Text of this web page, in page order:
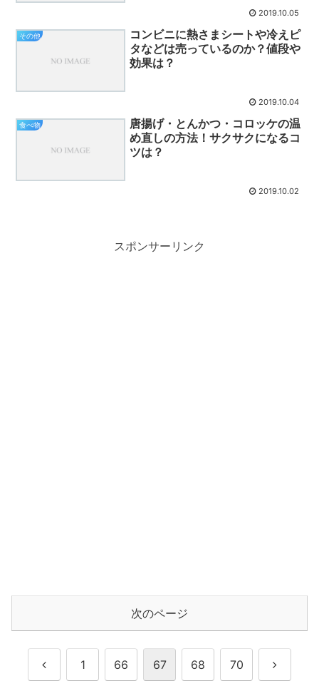
2019.10.05
その他
コンビニに熱さまシートや冷えピ
タなどは売っているのか？値段や
効果は？
2019.10.04
食べ物
唐揚げ・とんかつ・コロッケの温
め直しの方法！サクサクになるコ
ツは？
2019.10.02
スポンサーリンク
次のページ
前 1 66 67 68 70 次